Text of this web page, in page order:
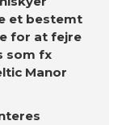
et bestemt
for at fejre
som fx
Manor